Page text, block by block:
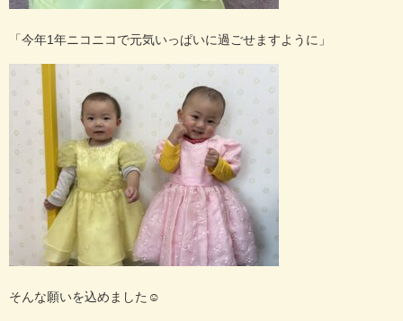
「今年1年ニコニコで元気いっぱいに過ごせますように」
そんな願いを込めました☺︎